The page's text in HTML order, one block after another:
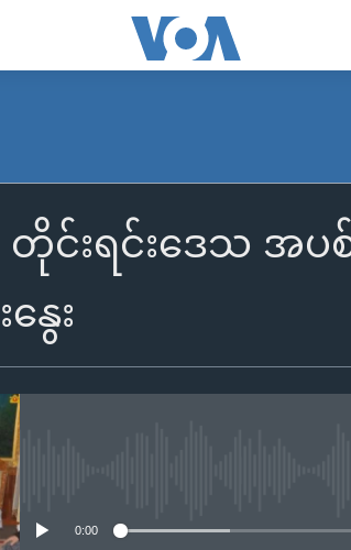
င်းရင်းဒေသ အပစ်ရ
ေး
0:00